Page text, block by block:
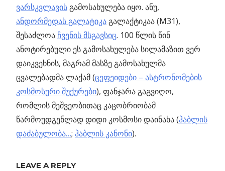
ვარსკვლავისგამოსახულება იყო. ანუ,
ანდორმედას გალატიკაგალაქტიკაა (M31),
შესაძლოა ჩვენის მსგავსიც. 100 წლის წინ
ანოტირებული ეს გამოსახულება სილამაზით ვერ
დაიკვეხნის, მაგრამ მასზე გამოსახულმა
ცვალებადმა ლაქამ (ცეფეიდები – ასტრონომების
კოსმოსური შუქურები), ფანჯარა გაგვიღო,
რომლის მეშვეობითაც კაცობრიობამ
წარმოუდგენლად დიდი კოსმოსი დაინახა (ჰაბლის
დაძაბულობა…; ჰაბლის კანონი).
Previous
ბენუდან
LEAVE A REPLY